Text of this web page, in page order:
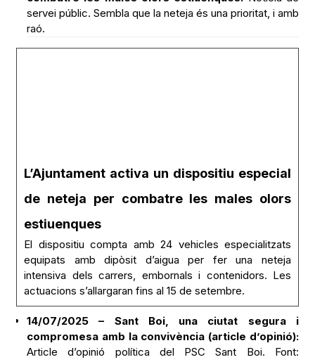
servei públic. Sembla que la neteja és una prioritat, i amb
raó.
L’Ajuntament activa un dispositiu especial
de neteja per combatre les males olors
estiuenques
El dispositiu compta amb 24 vehicles especialitzats
equipats amb dipòsit d’aigua per fer una neteja
intensiva dels carrers, embornals i contenidors. Les
actuacions s’allargaran fins al 15 de setembre.
14/07/2025 – Sant Boi, una ciutat segura i
compromesa amb la convivència (article d’opinió):
Article d’opinió política del PSC Sant Boi. Font: